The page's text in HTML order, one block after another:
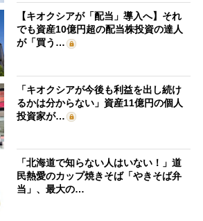
【キオクシアが「配当」導入へ】それ
でも資産10億円超の配当株投資の達人
が「買う…
「キオクシアが今後も利益を出し続け
るかは分からない」資産11億円の個人
投資家が…
「北海道で知らない人はいない！」道
民熱愛のカップ焼きそば「やきそば弁
当」、最大の…